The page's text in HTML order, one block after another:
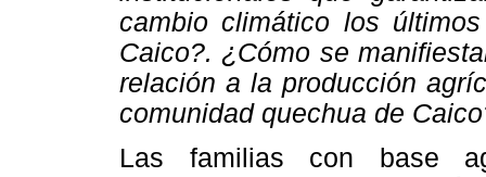
cambio climático los
Caico?. ¿Cómo se
relación a la producción
comunidad quechua de
Las familias con base